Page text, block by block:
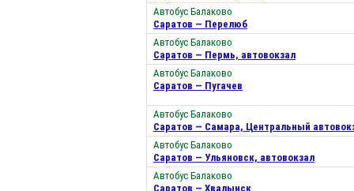
Автобус Балаково
Саратов — Перелюб
Автобус Балаково
Саратов — Пермь, автовокзал
Автобус Балаково
Саратов — Пугачев
Автобус Балаково
Саратов — Самара, Центральный
Автобус Балаково
Саратов — Ульяновск, автовокзал
Автобус Балаково
Саратов — Хвалынск